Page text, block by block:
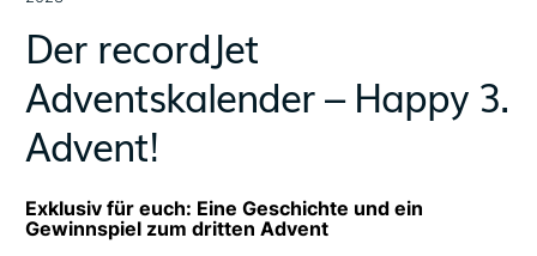
Der recordJet
Adventskalender – Happy 3.
Advent!
Exklusiv für euch: Eine Geschichte und ein
Gewinnspiel zum dritten Advent